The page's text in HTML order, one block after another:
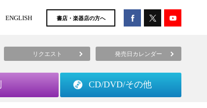
ENGLISH 書店・楽器店の方へ
リクエスト 発売日カレンダー
CD/DVD/その他